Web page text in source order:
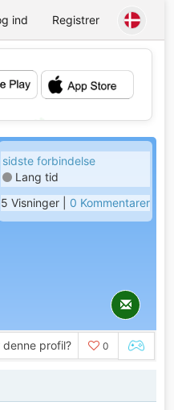
ind Registrer
💕
sidste forbindelse
Lang tid
5 Visninger | 0 Kommentarer
profil? 0